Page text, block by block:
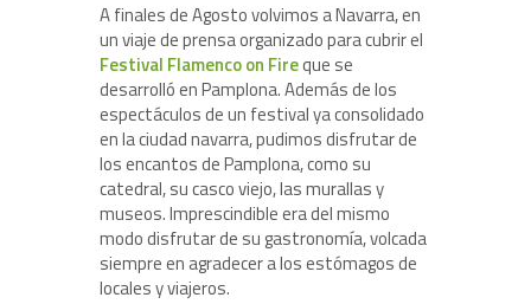
A finales de Agosto volvimos a Navarra, en
un viaje de prensa organizado para cubrir el
Festival Flamenco on Fireque se
desarrolló en Pamplona. Además de los
espectáculos de un festival ya consolidado
en la ciudad navarra, pudimos disfrutar de
los encantos de Pamplona, como su
catedral, su casco viejo, las murallas y
museos. Imprescindible era del mismo
modo disfrutar de su gastronomía, volcada
siempre en agradecer a los estómagos de
locales y viajeros.